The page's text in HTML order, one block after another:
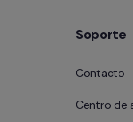
Soporte
Contacto
Centro de